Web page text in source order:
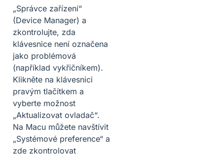
„Správce zařízení“
(Device Manager) a
zkontrolujte, zda
klávesnice není označena
jako problémová
(například vykřičníkem).
Klikněte na klávesnici
pravým tlačítkem a
vyberte možnost
„Aktualizovat ovladač“.
Na Macu můžete navštívit
„Systémové preference“ a
zde zkontrolovat